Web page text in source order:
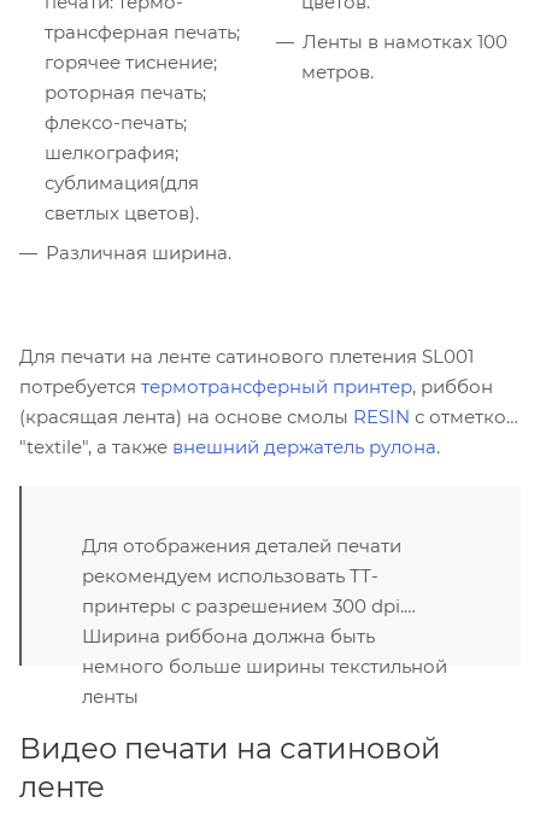
трансферная печать;
горячее тиснение;
роторная печать;
флексо-печать;
шелкография;
сублимация(для
светлых цветов).
Различная ширина.
Ленты в намотках 100
метров.
Для печати на ленте сатинового плетения SL001
потребуется термотрансферный принтер, риббон
(красящая лента) на основе смолы RESIN с отметкой
"textile", а также внешний держатель рулона.
Для отображения деталей печати
рекомендуем использовать ТТ-
принтеры с разрешением 300 dpi.
Ширина риббона должна быть
немного больше ширины текстильной
ленты
Видео печати на сатиновой
ленте